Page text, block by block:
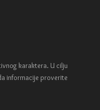
karaktera. U cilju
informacije proverite